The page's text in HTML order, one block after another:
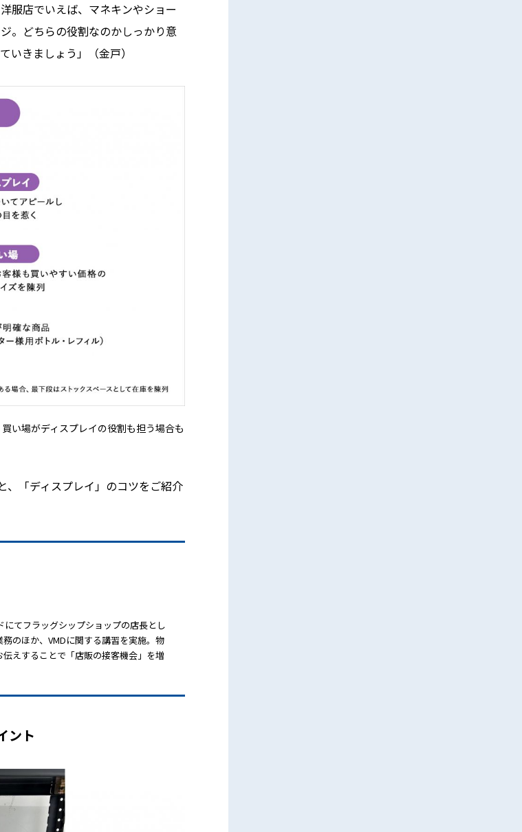
服店でいえば、マネキンやショー
。どちらの役割なのかしっかり意
いきましょう」（金戸）
い場がディスプレイの役割も担う場合も
、「ディスプレイ」のコツをご紹介
てフラッグシップショップの店長とし
のほか、VMDに関する講習を実施。物
えすることで「店販の接客機会」を増
ント